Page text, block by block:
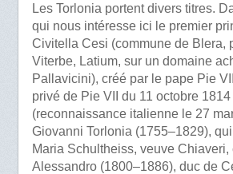
Les Torlonia portent divers titres.
qui nous intéresse ici le premier
Civitella Cesi (commune de Blera,
Viterbe, Latium, sur un domaine
Pallavicini), créé par le pape Pie
privé de Pie VII du 11 octobre 1814
(reconnaissance italienne le 27
Giovanni Torlonia (1755–1829),
Maria Schultheiss, veuve Chiaveri,
Alessandro (1800–1886), duc de